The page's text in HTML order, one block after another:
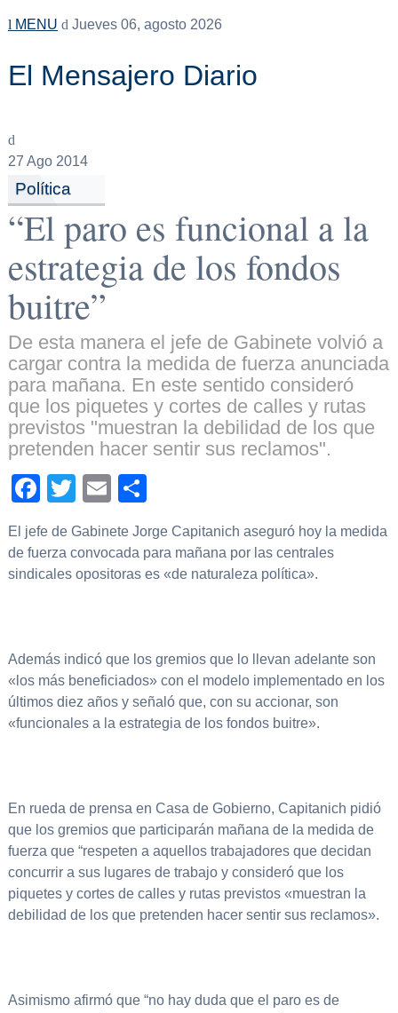
MENU Jueves 06, agosto 2026
El Mensajero Diario
27 Ago 2014
Política
“El paro es funcional a la
estrategia de los fondos
buitre”
De esta manera el jefe de Gabinete volvió a
cargar contra la medida de fuerza anunciada
para mañana. En este sentido consideró
que los piquetes y cortes de calles y rutas
previstos "muestran la debilidad de los que
pretenden hacer sentir sus reclamos".
Facebook
TwitterEmail
El jefe de Gabinete Jorge Capitanich aseguró hoy la medida
de fuerza convocada para mañana por las centrales
sindicales opositoras es «de naturaleza política».
Además indicó que los gremios que lo llevan adelante son
«los más beneficiados» con el modelo implementado en los
últimos diez años y señaló que, con su accionar, son
«funcionales a la estrategia de los fondos buitre».
En rueda de prensa en Casa de Gobierno, Capitanich pidió
que los gremios que participarán mañana de la medida de
fuerza que “respeten a aquellos trabajadores que decidan
concurrir a sus lugares de trabajo y consideró que los
piquetes y cortes de calles y rutas previstos «muestran la
debilidad de los que pretenden hacer sentir sus reclamos».
Asimismo afirmó que “no hay duda que el paro es de